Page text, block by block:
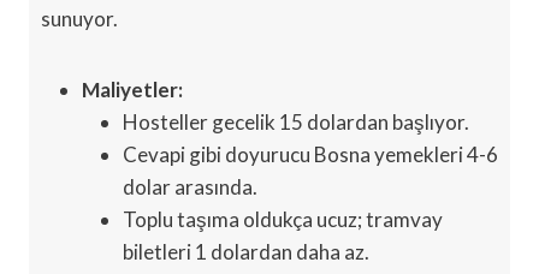
sunuyor.
Maliyetler:
Hosteller gecelik 15 dolardan başlıyor.
Cevapi gibi doyurucu Bosna yemekleri 4-6
dolar arasında.
Toplu taşıma oldukça ucuz; tramvay
biletleri 1 dolardan daha az.